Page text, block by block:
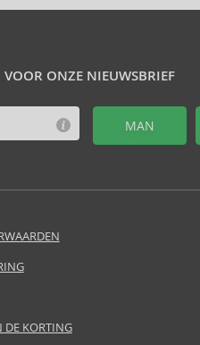
ONZE NIEUWSBRIEF
MAN
DE KORTING